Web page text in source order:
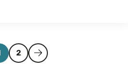
Pagina
2 Volgende